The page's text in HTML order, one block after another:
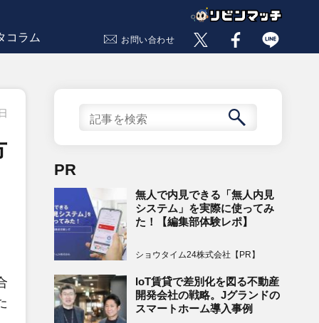
コラム お問い合わせ
PR
無人で内見できる「無人内見
システム」を実際に使ってみ
た！【編集部体験レポ】
ショウタイム24株式会社【PR】
IoT賃貸で差別化を図る不動産
開発会社の戦略。Jグランドの
スマートホーム導入事例